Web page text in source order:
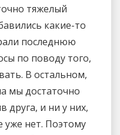
тяжелый
какие-то
последнюю
по поводу того,
В остальном,
мы достаточно
друга, и ни у них,
уже нет. Поэтому